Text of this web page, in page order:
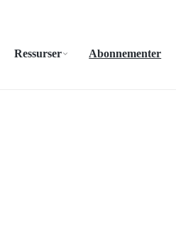
Ressurser Abonnementer